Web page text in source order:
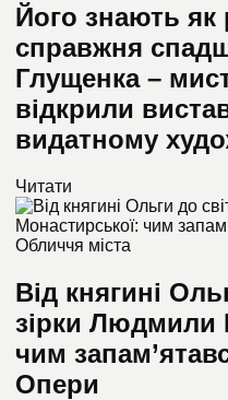
Його знають як
справжня
Глущенка –
відкрили
видатному
Читати
Обличчя міста
Від княгині
зірки Людмили
чим
Опери